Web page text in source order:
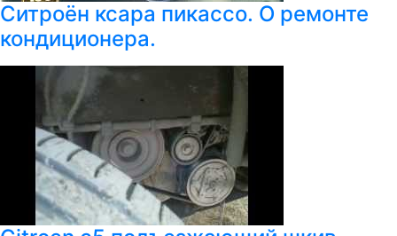
Ситроён ксара пикассо. О ремонте
кондиционера.